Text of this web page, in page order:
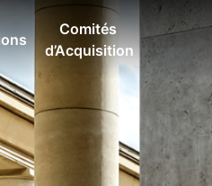
Comités
d’Acquisition